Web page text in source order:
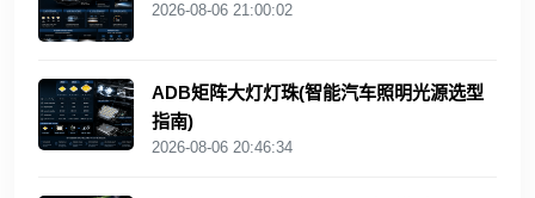
2026-08-06 21:00:02
ADB矩阵大灯灯珠(智能汽车照明光源选型
指南)
2026-08-06 20:46:34